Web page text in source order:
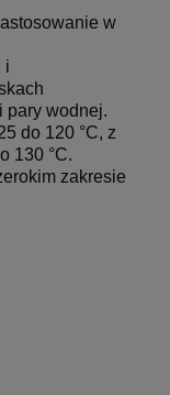
w
i
pary wodnej.
do 120 °C, z
130 °C.
zakresie